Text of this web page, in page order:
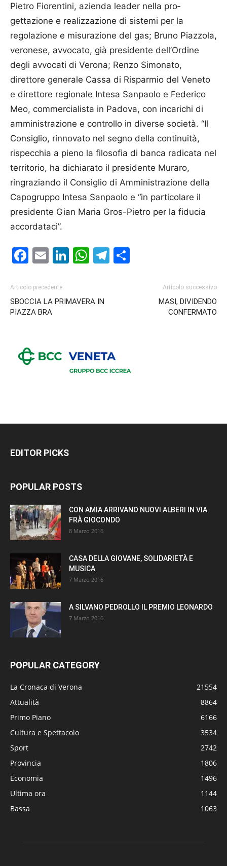
Pietro Fio­ren­tini, azienda lea­der nella pro­
gettazione e realizzazione di sistemi per la
regolazione e misurazione del gas; Bruno Piazzola,
veronese, avvocato, già presidente ­dell’Ordine
degli avvocati di Verona; Renzo Simonato,
direttore generale Cassa di Rispar­mio del Veneto
e direttore regionale Intesa Sanpaolo e Federico
Meo, commercialista in Padova, con incarichi di
amministrazione e controllo in diverse società. “Il
Consiglio, rinnovato nel segno della continuità,
rispecchia a pieno la filosofia di banca radicata nel
territorio, ha dichiarato il presidente Muraro,
ringraziando il Consiglio di Ammini­strazione della
Capogruppo Intesa San­paolo e “in particolare il
presidente Gian Maria Gros-Pietro per la fiducia
accordataci”.
Facebook
EmailLinkedIn
WhatsApp
Telegram
Articolo precedente
SBOCCIA LA PRIMAVERA IN
PIAZZA BRA
Articolo successivo
MASI, DIVIDENDO
CONFERMATO
EDITOR PICKS
POPULAR POSTS
CON AMIA ARRIVANO NUOVI ALBERI IN VIA
FRÀ GIOCONDO
8 Marzo 2016
CASA DELLA GIOVANE, SOLIDARIETÀ E
MUSICA
7 Marzo 2016
A SILVANO PEDROLLO IL PREMIO LEONARDO
7 Marzo 2016
POPULAR CATEGORY
La Cronaca di Verona
21554
Attualità
8864
Primo Piano
6166
Cultura e Spettacolo
3534
Sport
2742
Provincia
1806
Economia
1496
Ultima ora
1144
Bassa
1063